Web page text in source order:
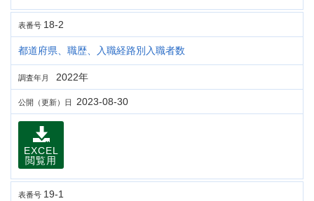
表番号 18-2
都道府県、職歴、入職経路別入職者数
調査年月 2022年
公開（更新）日 2023-08-30
EXCEL
閲覧用
表番号 19-1